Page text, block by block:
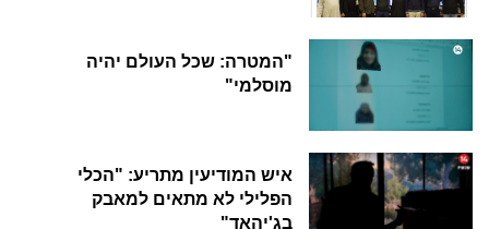
"המטרה: שכל העולם יהיה
מוסלמי"
איש המודיעין מתריע: "הכלי
הפלילי לא מתאים למאבק
בג'יהאד"